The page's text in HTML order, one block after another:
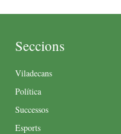
Seccions
Viladecans
Política
Successos
Esports